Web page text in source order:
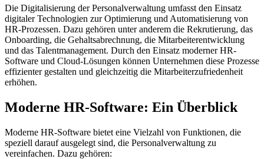
Die Digitalisierung der Personalverwaltung umfasst den Einsatz
digitaler Technologien zur Optimierung und Automatisierung von
HR-Prozessen. Dazu gehören unter anderem die Rekrutierung, das
Onboarding, die Gehaltsabrechnung, die Mitarbeiterentwicklung
und das Talentmanagement. Durch den Einsatz moderner HR-
Software und Cloud-Lösungen können Unternehmen diese Prozesse
effizienter gestalten und gleichzeitig die Mitarbeiterzufriedenheit
erhöhen.
Moderne HR-Software: Ein Überblick
Moderne HR-Software bietet eine Vielzahl von Funktionen, die
speziell darauf ausgelegt sind, die Personalverwaltung zu
vereinfachen. Dazu gehören: